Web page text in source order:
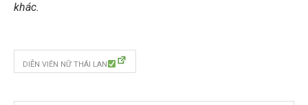
khác.
DIỄN VIÊN NỮ THÁI LAN